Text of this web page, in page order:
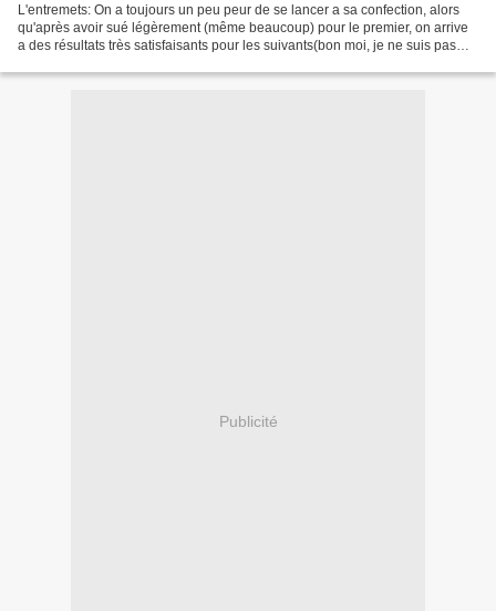
L'entremets: On a toujours un peu peur de se lancer a sa confection, alors
qu'après avoir sué légèrement (même beaucoup) pour le premier, on arrive
a des résultats très satisfaisants pour les suivants(bon moi, je ne suis pas
Publicité